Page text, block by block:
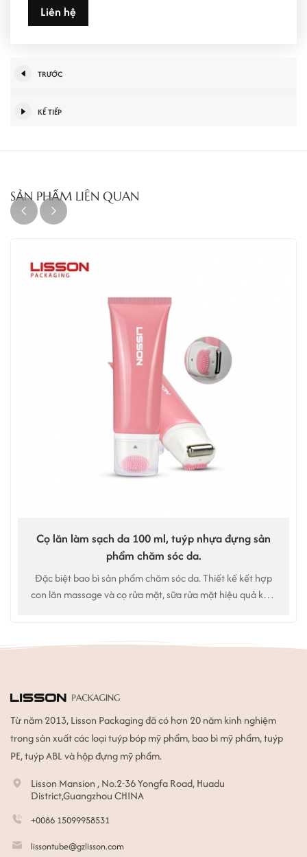
Liên hệ
TRƯỚC
KẾ TIẾP
SẢN PHẨM LIÊN QUAN
Cọ lăn làm sạch da 100 ml, tuýp nhựa đựng sản
phẩm chăm sóc da.
Đặc biệt bao bì sản phẩm chăm sóc da. Thiết kế kết hợp
con lăn massage và cọ rửa mặt, sữa rửa mặt hiệu quả kép.
Từ năm 2013, Lisson Packaging đã có hơn 20 năm kinh nghiệm
trong sản xuất các loại tuýp bóp mỹ phẩm, bao bì mỹ phẩm, tuýp
PE, tuýp ABL và hộp đựng mỹ phẩm.
Lisson Mansion , No.2-36 Yongfa Road, Huadu
District,Guangzhou CHINA
+0086 15099958531
lissontube@gzlisson.com